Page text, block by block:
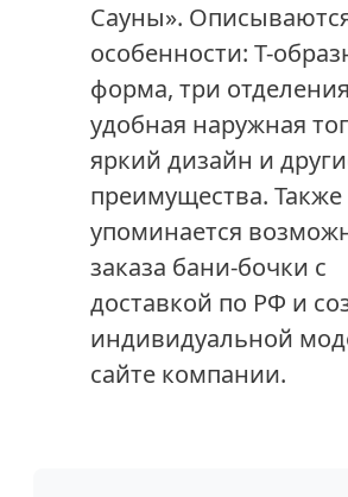
Сауны».
особенности: Т-
форма, три
удобная наружная
яркий дизайн и
преимущества. Также
упоминается
заказа бани-бочки с
доставкой по РФ и
индивидуальной
сайте компании.